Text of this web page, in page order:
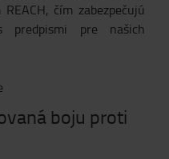
čím zabezpečujú
predpismi pre našich
boju proti